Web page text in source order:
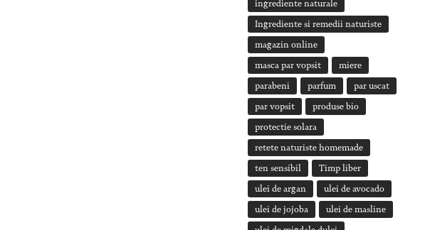
ingrediente naturale
Ingrediente si remedii naturiste
magazin online
masca par vopsit miere
parabeni parfum par uscat
par vopsit produse bio
protectie solara
retete naturiste homemade
ten sensibil Timp liber
ulei de argan ulei de avocado
ulei de jojoba ulei de masline